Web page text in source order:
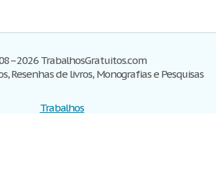
TrabalhosGratuitos.com
Resenhas de livros, Monografias e Pesquisas
Trabalhos